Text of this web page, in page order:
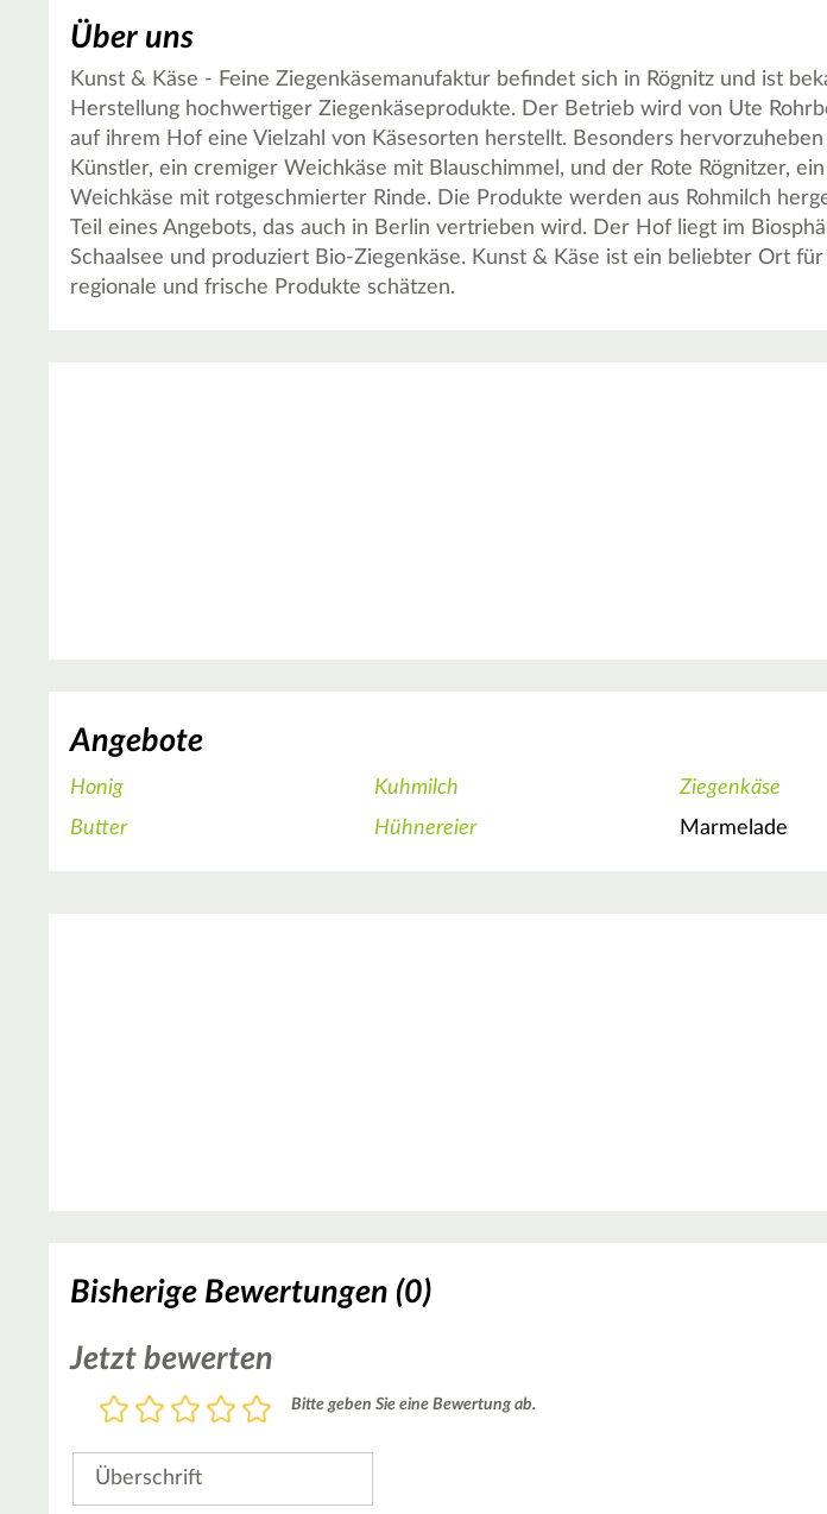
Über uns
Kunst & Käse - Feine Ziegenkäsemanufaktur befindet sich in Rögnitz und ist
Herstellung hochwertiger Ziegenkäseprodukte. Der Betrieb wird von Ute
auf ihrem Hof eine Vielzahl von Käsesorten herstellt. Besonders
Künstler, ein cremiger Weichkäse mit Blauschimmel, und der Rote Rögnitzer,
Weichkäse mit rotgeschmierter Rinde. Die Produkte werden aus Rohmilch
Teil eines Angebots, das auch in Berlin vertrieben wird. Der Hof liegt im
Schaalsee und produziert Bio-Ziegenkäse. Kunst & Käse ist ein beliebter Ort
regionale und frische Produkte schätzen.
Angebote
Honig Kuhmilch
Ziegenkäse
Butter
Hühnereier Marmelade
Bisherige Bewertungen (0)
Jetzt bewerten
Bewertung
5
4
3
2
1
Bitte geben Sie eine Bewertung ab.
Überschrift